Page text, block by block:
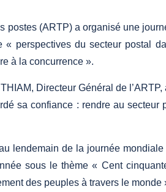
postes (ARTP) a organisé une
« perspectives du secteur postal
à la concurrence ».
Directeur Général de l’ARTP,
sa confiance : rendre au secteur
lendemain de la journée mondiale
sous le thème « Cent
des peuples à travers le monde